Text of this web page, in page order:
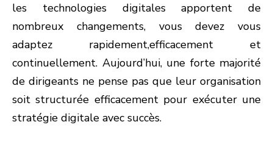
les technologies digitales apportent de
nombreux changements, vous devez vous
adaptez rapidement,efficacement et
continuellement. Aujourd’hui, une forte majorité
de dirigeants ne pense pas que leur organisation
soit structurée efficacement pour exécuter une
stratégie digitale avec succès.